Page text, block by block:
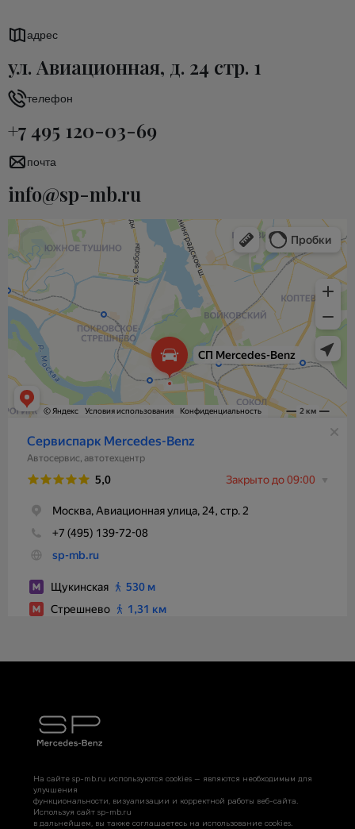
адрес
ул. Авиационная, д. 24 стр. 1
телефон
+7 495 120-03-69
почта
info@sp-mb.ru
На сайте sp-mb.ru используются cookies — являются необходимым для
улучшения
функциональности, визуализации и корректной работы веб-сайта.
Используя сайт sp-mb.ru
в дальнейшем, вы также соглашаетесь на использование cookies.